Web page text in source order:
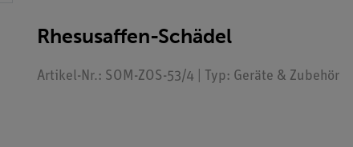
Rhesusaffen-Schädel
Artikel-Nr.: SOM-ZOS-53/4 | Typ: Geräte & Zubehör